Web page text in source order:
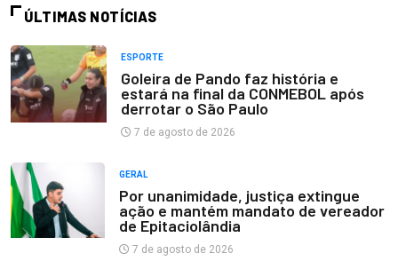
ÚLTIMAS NOTÍCIAS
ESPORTE
Goleira de Pando faz história e
estará na final da CONMEBOL após
derrotar o São Paulo
7 de agosto de 2026
GERAL
Por unanimidade, justiça extingue
ação e mantém mandato de vereador
de Epitaciolândia
7 de agosto de 2026